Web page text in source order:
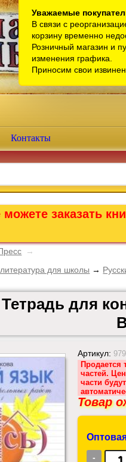
Контакты
заказать
→
для школы →
для
Артикул:
Продается
частей.
части
Товар
-
Уважаемые
В связи с
корзину временно
Розничный магазин и
изменения графика.
Приносим свои